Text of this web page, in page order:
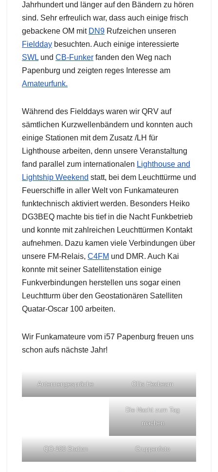
Jahrhundert und länger auf den Bändern zu hören
sind. Sehr erfreulich war, dass auch einige frisch
gebackene OM mit DN9 Rufzeichen unseren
Fieldday besuchten. Auch einige interessierte
SWL und CB-Funker fanden den Weg nach
Papenburg und zeigten reges Interesse am
Amateurfunk.
Während des Fielddays waren wir QRV auf
sämtlichen Kurzwellenbändern und konnten auch
einige Stationen mit dem Zusatz /LH für
Lighthouse arbeiten, denn unsere Veranstaltung
fand parallel zum internationalen Lighthouse and
Lightship Weekend statt, bei dem Leuchttürme und
Feuerschiffe in aller Welt von Funkamateuren
funktechnisch aktiviert werden. Besonders Heiko
DG3BEQ machte bis tief in die Nacht Funkbetrieb
und konnte mit zahlreichen Leuchttürmen Kontakt
aufnehmen. Dazu kamen viele Verbindungen über
unsere FM-Relais, C4FM und DMR. Auch Kai
konnte mit seiner Satellitenstation einige
Funkverbindungen herstellen uns sogar einen
Leuchtturm über den Geostationären Satelliten
Quatar-Oscar 100 arbeiten.
Wir Funkamateure vom i57 Papenburg freuen uns
schon aufs nächste Jahr!
Antennengespräche Ollis Hexbeam
Die Nacht zum Tag
machen
QO-100 Station Gruppenfoto